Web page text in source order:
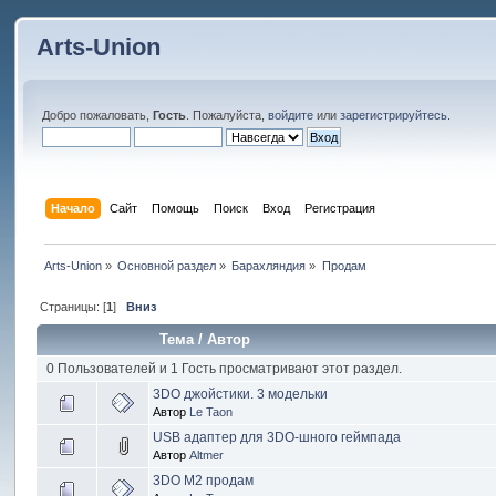
Arts-Union
Добро пожаловать,Гость . Пожалуйста,войдите илизарегистрируйтесь
Начало Сайт Помощь Поиск Вход Регистрация
Arts-Union» Основной раздел » Барахляндия » Продам
Страницы: [1] Вниз
Тема/ Автор
0 Пользователей и 1 Гость просматривают этот раздел.
3DO джойстики. 3 модельки
Автор Le Taon
USB адаптер для 3DO-шного геймпада
АвторAltmer
3DO M2 продам